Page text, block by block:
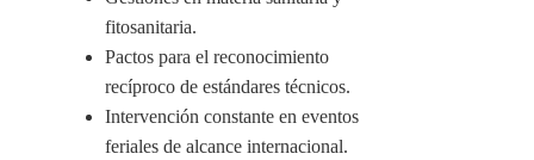
fitosanitaria.
Pactos para el reconocimiento
recíproco de estándares técnicos.
Intervención constante en eventos
feriales de alcance internacional.